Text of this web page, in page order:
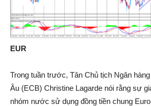
EUR
Trong tuần trước, Tân Chủ tịch Ngân
Âu (ECB) Christine Lagarde nói rằng sự
nhóm nước sử dụng đồng tiền chung